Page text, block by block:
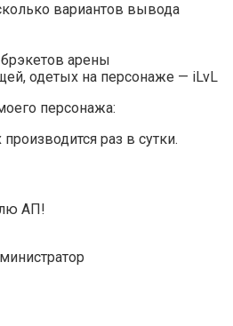
вариантов вывода
арены
одетых на персонаже — iLvL
персонажа:
раз в сутки.
АП!